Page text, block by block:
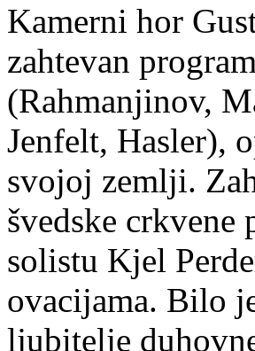
Kamerni hor
zahtevan
(Rahmanjinov,
Jenfelt, Hasler),
svojoj zemlji.
švedske crkvene
solistu Kjel
ovacijama. Bilo
ljubitelje